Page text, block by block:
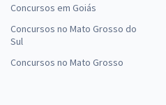
Concursos em Goiás
Concursos no Mato Grosso do
Sul
Concursos no Mato Grosso